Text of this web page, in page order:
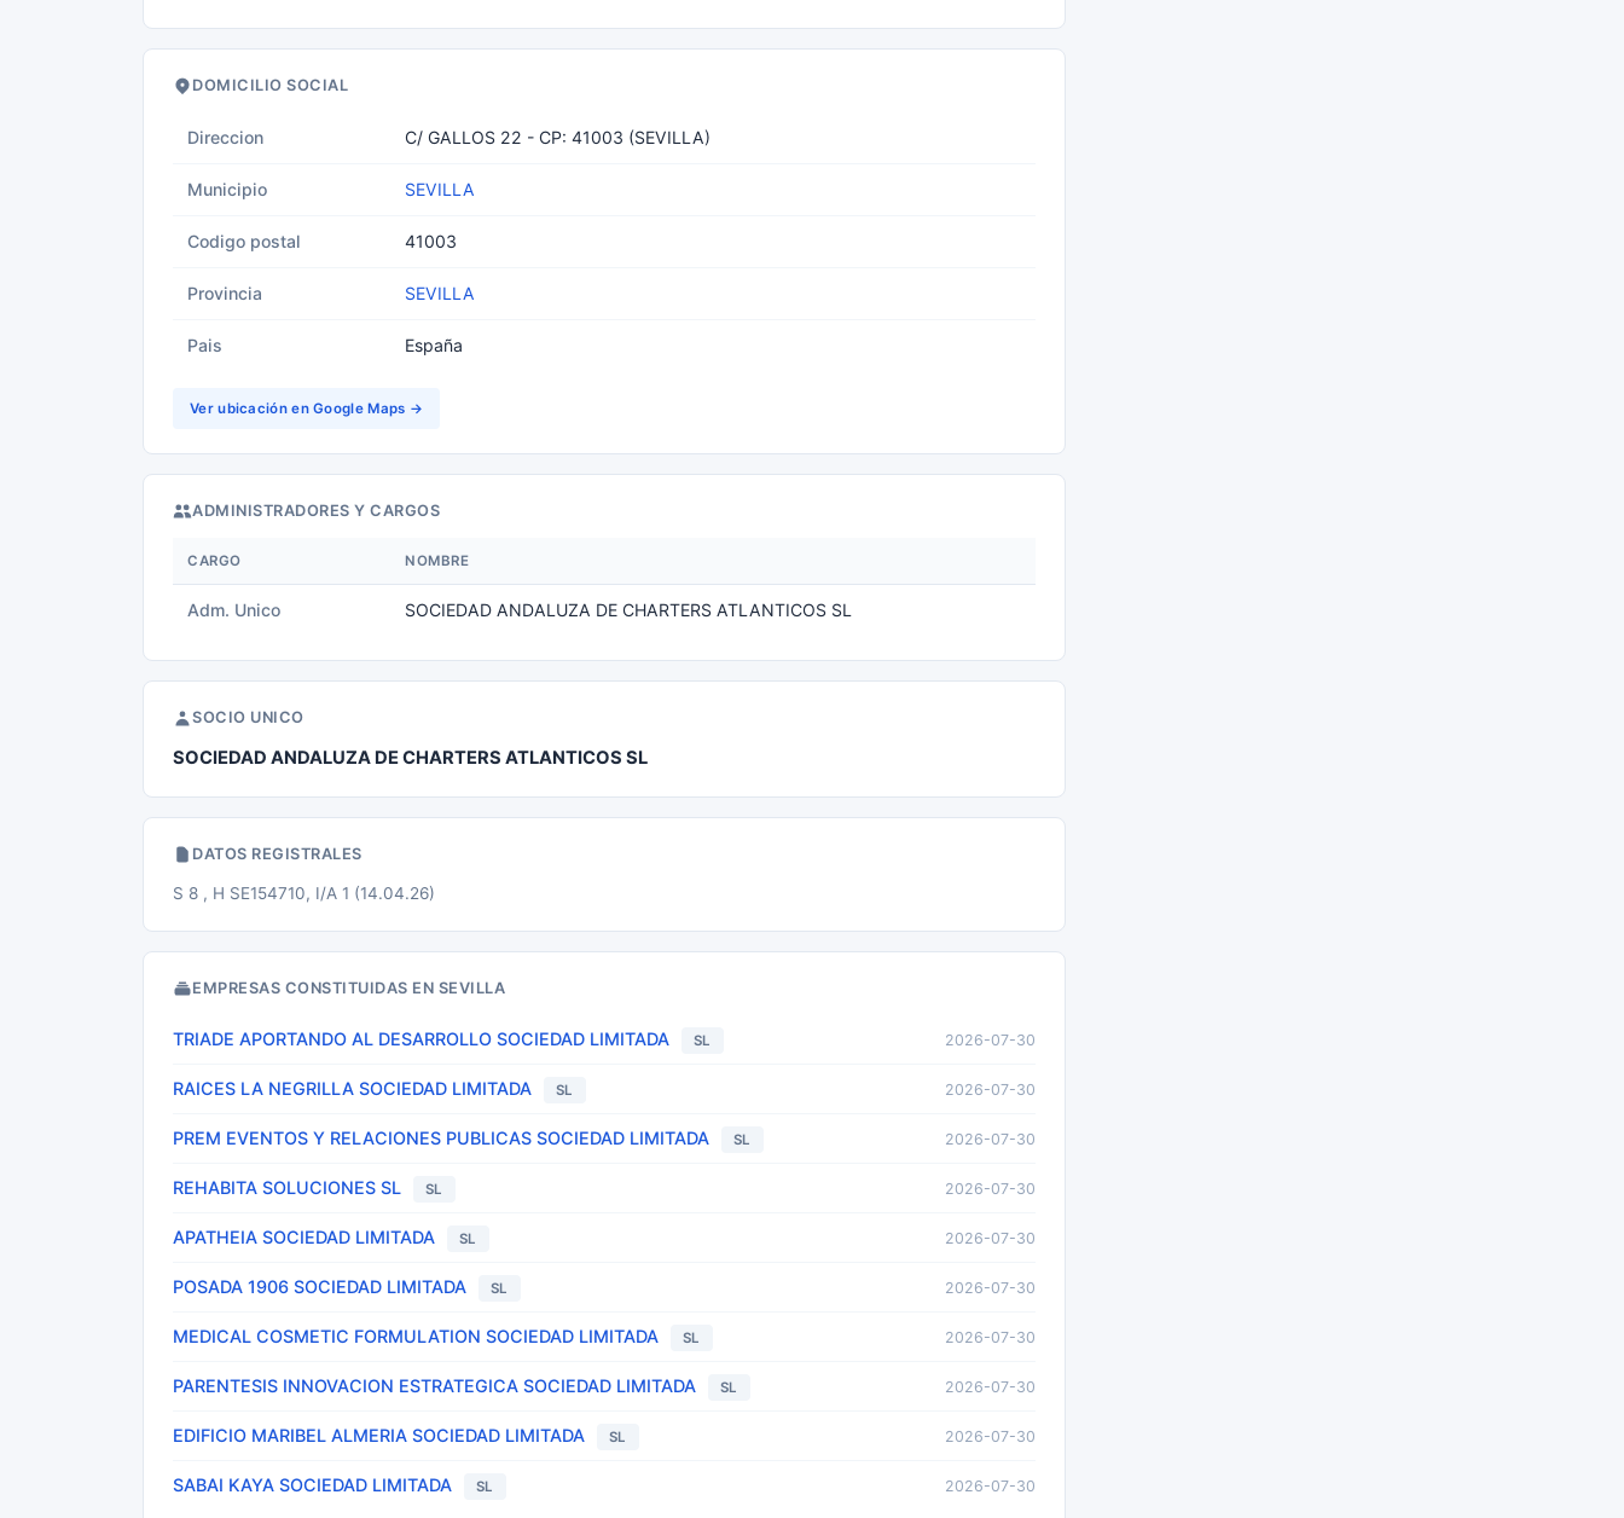
DOMICILIO SOCIAL
Direccion C/ GALLOS 22 - CP: 41003 (SEVILLA)
Municipio SEVILLA
Codigo postal 41003
Provincia SEVILLA
Pais España
Ver ubicación en Google Maps →
ADMINISTRADORES Y CARGOS
CARGO NOMBRE
Adm. Unico SOCIEDAD ANDALUZA DE CHARTERS ATLANTICOS SL
SOCIO UNICO
SOCIEDAD ANDALUZA DE CHARTERS ATLANTICOS SL
DATOS REGISTRALES
S 8 , H SE154710, I/A 1 (14.04.26)
EMPRESAS CONSTITUIDAS EN SEVILLA
TRIADE APORTANDO AL DESARROLLO SOCIEDAD LIMITADA SL 2026-07-30
RAICES LA NEGRILLA SOCIEDAD LIMITADA SL 2026-07-30
PREM EVENTOS Y RELACIONES PUBLICAS SOCIEDAD LIMITADA SL 2026-07-30
REHABITA SOLUCIONES SL SL 2026-07-30
APATHEIA SOCIEDAD LIMITADA SL 2026-07-30
POSADA 1906 SOCIEDAD LIMITADA SL 2026-07-30
MEDICAL COSMETIC FORMULATION SOCIEDAD LIMITADA SL 2026-07-30
PARENTESIS INNOVACION ESTRATEGICA SOCIEDAD LIMITADA SL 2026-07-30
EDIFICIO MARIBEL ALMERIA SOCIEDAD LIMITADA SL 2026-07-30
SABAI KAYA SOCIEDAD LIMITADA SL 2026-07-30